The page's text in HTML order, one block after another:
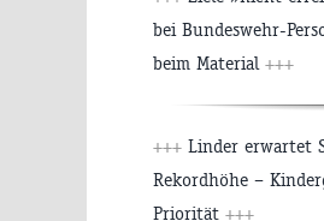
bei Bundeswehr-
beim Material +++
+++ Linder erwartet
Rekordhöhe –
Priorität +++